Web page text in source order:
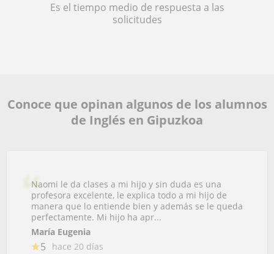
Es el tiempo medio de respuesta a las
solicitudes
Conoce que opinan algunos de los alumnos
de Inglés en Gipuzkoa
Naomi le da clases a mi hijo y sin duda es una
profesora excelente, le explica todo a mi hijo de
manera que lo entiende bien y además se le queda
perfectamente. Mi hijo ha apr...
María Eugenia
5 hace 20 días